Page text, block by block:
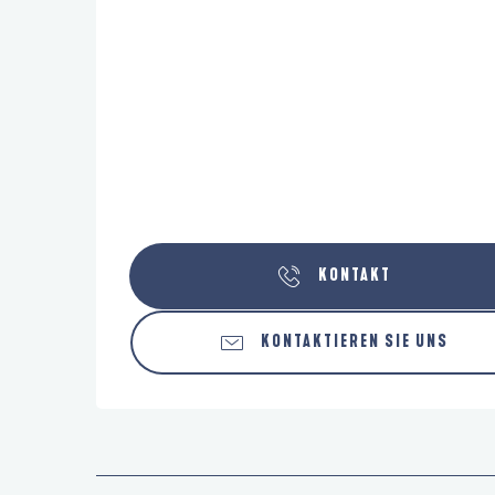
KONTAKT
KONTAKTIEREN SIE UNS